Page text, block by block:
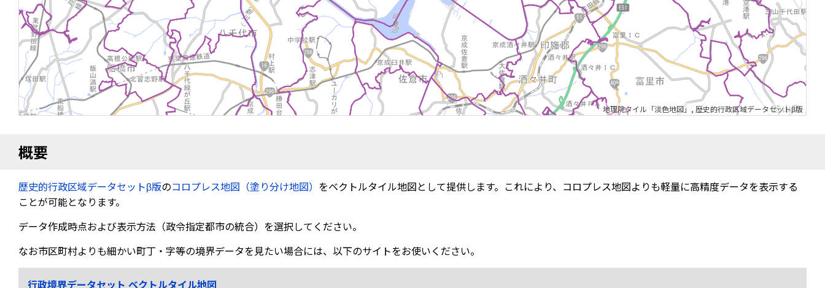
地理院タイル「淡色地図」 , 歴史的行政区域データセットβ版
概要
歴史的行政区域データセットβ版のコロプレス地図（塗り分け地図） をベクトルタイル地図として提供します。これにより、コロプレス地図よりも軽量に高精度データを表示する
ことが可能となります。
データ作成時点および表示方法（政令指定都市の統合）を選択してください。
なお市区町村よりも細かい町丁・字等の境界データを見たい場合には、以下のサイトをお使いください。
行政境界データセット ベクトルタイル地図